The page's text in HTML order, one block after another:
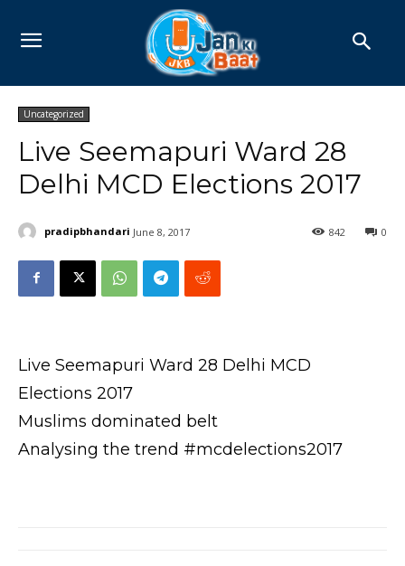
Uncategorized
Live Seemapuri Ward 28
Delhi MCD Elections 2017
pradipbhandari June 8, 2017 0
842
Live Seemapuri Ward 28 Delhi MCD
Elections 2017
Muslims dominated belt
Analysing the trend #mcdelections2017